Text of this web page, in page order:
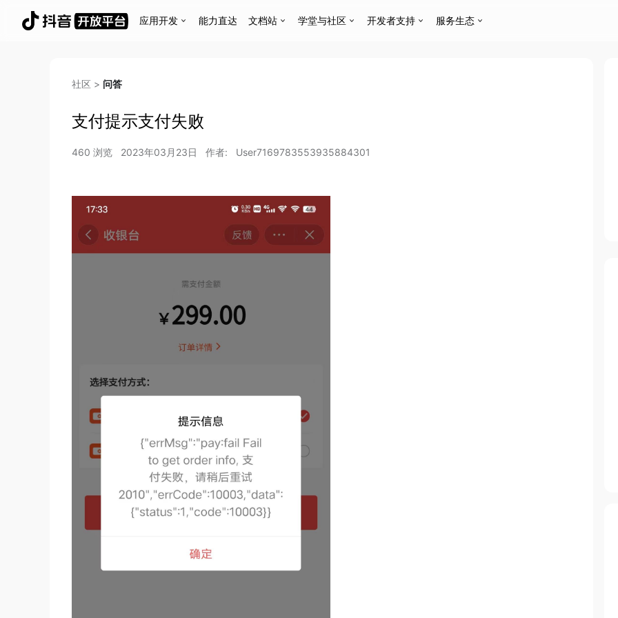
应用开发 能力直达 文档站 学堂与社区 开发者支持 服务生态
社区 > 问答
支付提示支付失败
460 浏览 2023年03月23日 作者: User7169783553935884301